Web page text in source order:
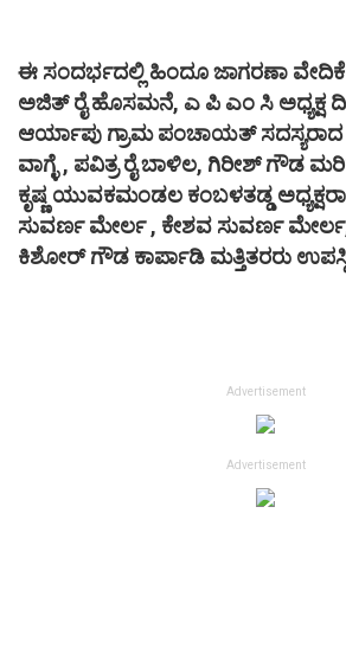
ಈ ಸಂದರ್ಭದಲ್ಲಿ ಹಿಂದೂ ಜಾಗರಣಾ ವೇದಿಕೆ
ಅಜಿತ್ ರೈ ಹೊಸಮನೆ, ಎ ಪಿ ಎಂ ಸಿ ಅಧ್ಯಕ್ಷ
ಆರ್ಯಾಪು ಗ್ರಾಮ ಪಂಚಾಯತ್
ವಾಗ್ಳೆ , ಪವಿತ್ರ ರೈ ಬಾಳಿಲ, ಗಿರೀಶ್ ಗೌಡ
ಕೃಷ್ಣ ಯುವಕಮಂಡಲ ಕಂಬಳತಡ್ಡ
ಸುವರ್ಣ ಮೇರ್ಲ , ಕೇಶವ ಸುವರ್ಣ
ಕಿಶೋರ್ ಗೌಡ ಕಾರ್ಪಾಡಿ ಮತ್ತಿತರರು
Advertisement
Advertisement